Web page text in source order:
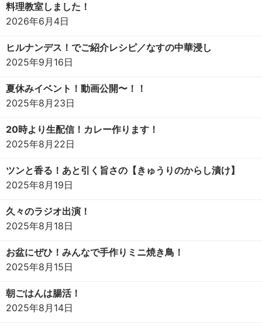
料理教室しました！
2026年6月4日
ヒルナンデス！でご紹介レシピ／なすの中華浸し
2025年9月16日
夏休みイベント！動画公開〜！！
2025年8月23日
20時より生配信！カレー作ります！
2025年8月22日
ツンと香る！あと引く旨さの【きゅうりのからし漬け】
2025年8月19日
久々のラジオ出演！
2025年8月18日
お盆にぜひ！みんなで手作りミニ焼き鳥！
2025年8月15日
朝ごはんは腸活！
2025年8月14日